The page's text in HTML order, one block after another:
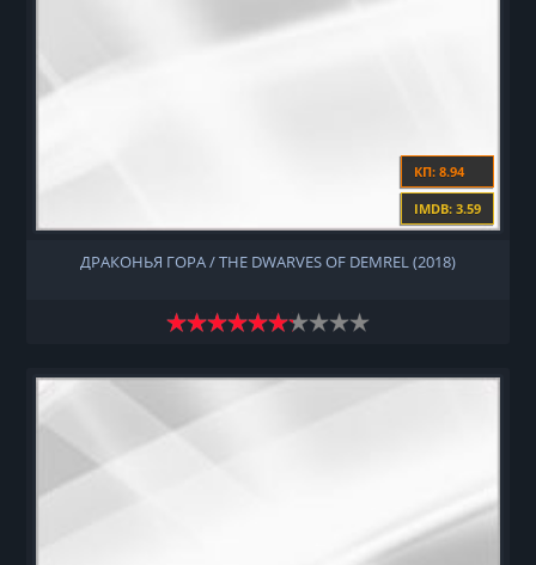
КП: 8.94
IMDB: 3.59
ДРАКОНЬЯ ГОРА / THE DWARVES OF DEMREL (2018)